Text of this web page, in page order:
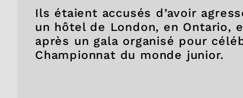
Ils étaient accusés d’avoir
un hôtel de London, en Ontario,
après un gala organisé pour
Championnat du monde junior.